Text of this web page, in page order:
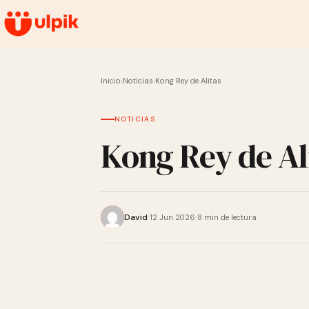
Inicio›Noticias›Kong Rey de Alitas
NOTICIAS
Kong Rey de
David 12 Jun 2026 8 min de lectura